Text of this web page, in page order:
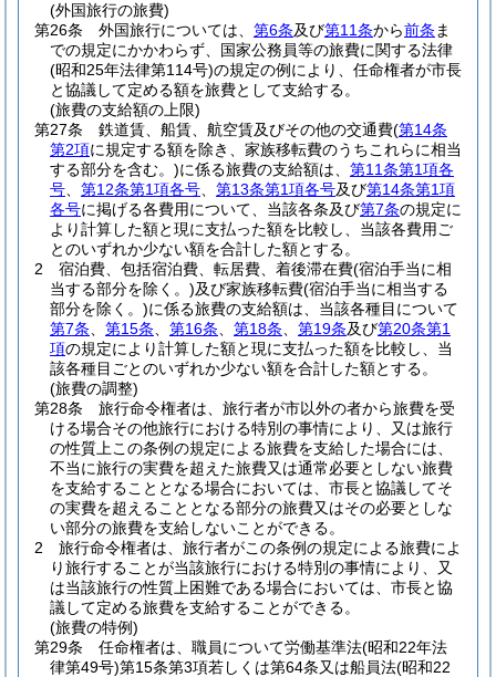
(外国旅行の旅費)
第26条
外国旅行については、 第6条及び第11条から前条 ま
での規定にかかわらず、国家公務員等の旅費に関する法律
(昭和25年法律第114号)の規定の例により、任命権者が市長
と協議して定める額を旅費として支給する。
(旅費の支給額の上限)
第27条
鉄道賃、船賃、航空賃及びその他の交通費(第14条
第2項に規定する額を除き、家族移転費のうちこれらに相当
する部分を含む。)に係る旅費の支給額は、 第11条第1項各
号
第12条第1項各号 第13条第1項各号及び第14条第1項
各号に掲げる各費用について、当該各条及び第7条の規定に
より計算した額と現に支払った額を比較し、当該各費用ご
とのいずれか少ない額を合計した額とする。
2
宿泊費、包括宿泊費、転居費、着後滞在費(宿泊手当に相
当する部分を除く。)及び家族移転費(宿泊手当に相当する
部分を除く。)に係る旅費の支給額は、当該各種目について
第7条
第15条 第16条 第18条 第19条及び第20条第1
項の規定により計算した額と現に支払った額を比較し、当
該各種目ごとのいずれか少ない額を合計した額とする。
(旅費の調整)
第28条
旅行命令権者は、旅行者が市以外の者から旅費を受
ける場合その他旅行における特別の事情により、又は旅行
の性質上この条例の規定による旅費を支給した場合には、
不当に旅行の実費を超えた旅費又は通常必要としない旅費
を支給することとなる場合においては、市長と協議してそ
の実費を超えることとなる部分の旅費又はその必要としな
い部分の旅費を支給しないことができる。
2
旅行命令権者は、旅行者がこの条例の規定による旅費によ
り旅行することが当該旅行における特別の事情により、又
は当該旅行の性質上困難である場合においては、市長と協
議して定める旅費を支給することができる。
(旅費の特例)
第29条
任命権者は、職員について労働基準法(昭和22年法
律第49号)第15条第3項若しくは第64条又は船員法(昭和22